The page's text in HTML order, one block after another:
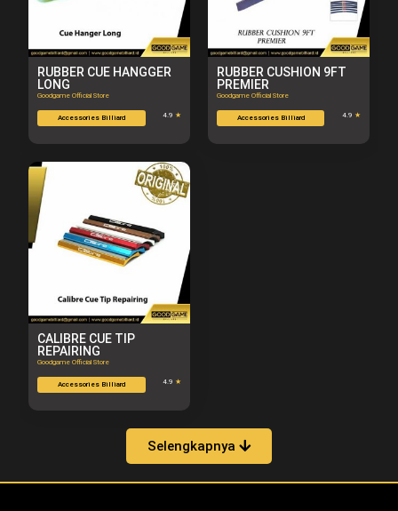
RUBBER CUE HANGGER
LONG
Goodgame Official Store
Accessories Billiard 4.9 ★
RUBBER CUSHION 9FT
PREMIER
Goodgame Official Store
Accessories Billiard 4.9 ★
CALIBRE CUE TIP
REPAIRING
Goodgame Official Store
Accessories Billiard 4.9 ★
Selengkapnya